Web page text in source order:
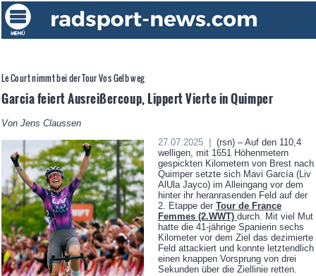
Le Court nimmt bei der Tour Vos Gelb weg
Garcia feiert Ausreißercoup, Lippert Vierte in Quimper
Von Jens Claussen
27.07.2025 |
(rsn) – Auf den 110,4
welligen, mit 1651 Höhenmetern
gespickten Kilometern von Brest nach
Quimper setzte sich Mavi García (Liv
AlUla Jayco) im Alleingang vor dem
hinter ihr heranrasenden Feld auf der
2. Etappe der Tour de France
Femmes (2.WWT) durch. Mit viel Mut
hatte die 41-jährige Spanierin sechs
Kilometer vor dem Ziel das dezimierte
Feld attackiert und konnte letztendlich
einen knappen Vorsprung von drei
Sekunden über die Ziellinie retten.